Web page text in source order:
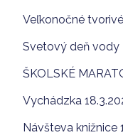
Veľkonočné
Svetový deň vody
ŠKOLSKÉ
Vychádzka
Návšteva knižnice